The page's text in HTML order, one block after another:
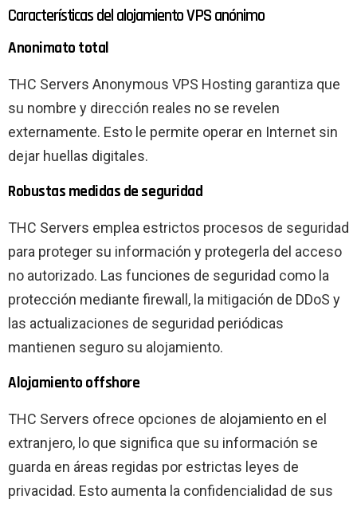
Características del alojamiento VPS anónimo
Anonimato total
THC Servers Anonymous VPS Hosting garantiza que
su nombre y dirección reales no se revelen
externamente. Esto le permite operar en Internet sin
dejar huellas digitales.
Robustas medidas de seguridad
THC Servers emplea estrictos procesos de seguridad
para proteger su información y protegerla del acceso
no autorizado. Las funciones de seguridad como la
protección mediante firewall, la mitigación de DDoS y
las actualizaciones de seguridad periódicas
mantienen seguro su alojamiento.
Alojamiento offshore
THC Servers ofrece opciones de alojamiento en el
extranjero, lo que significa que su información se
guarda en áreas regidas por estrictas leyes de
privacidad. Esto aumenta la confidencialidad de sus